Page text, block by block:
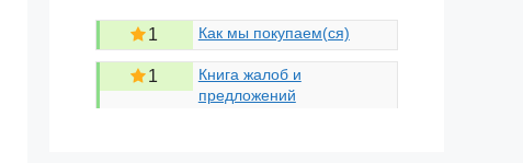
1 Как мы покупаем(ся)
1
Книга жалоб и
предложений